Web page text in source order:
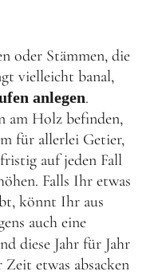
oder Stämmen, die
vielleicht banal,
anlegen.
am Holz befinden,
für allerlei Getier,
auf jeden Fall
Falls Ihr etwas
könnt Ihr aus
auch eine
diese Jahr für Jahr
etwas absacken